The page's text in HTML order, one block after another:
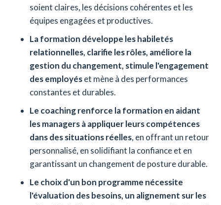
soient claires, les décisions cohérentes et les
équipes engagées et productives.
La formation développe les habiletés
relationnelles, clarifie les rôles, améliore la
gestion du changement, stimule l'engagement
des employéset mène à des performances
constantes et durables.
Le coaching renforce la formation en aidant
les managers à appliquer leurs compétences
dans des situations réelles, en offrant un retour
personnalisé, en solidifiant la confiance et en
garantissant un changement de posture durable.
Le choix d'un bon programme nécessite
l'évaluation des besoins, un alignement sur les